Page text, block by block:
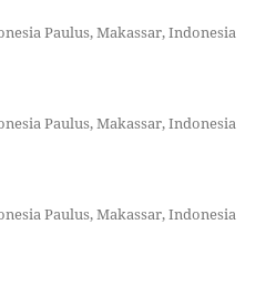
Paulus, Makassar, Indonesia
Paulus, Makassar, Indonesia
Paulus, Makassar, Indonesia